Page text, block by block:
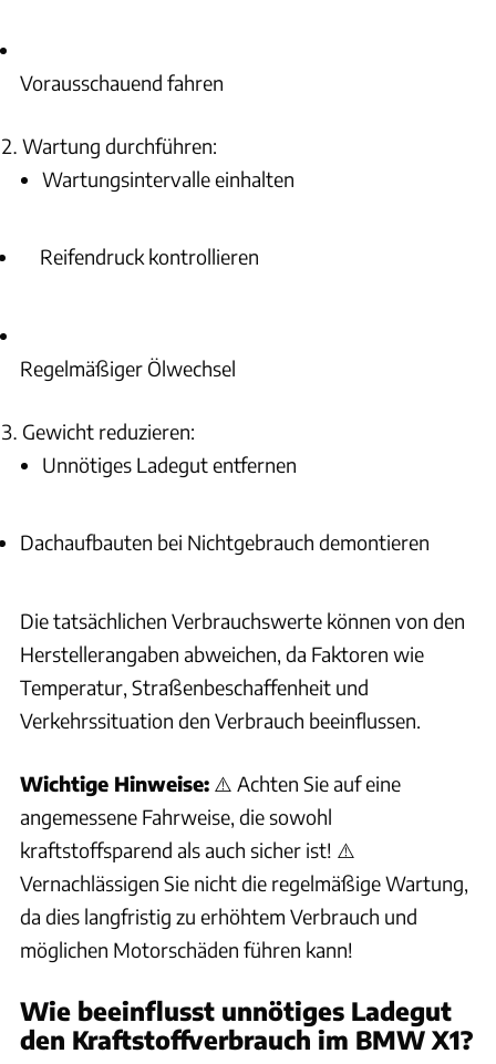
Vorausschauend fahren
Wartung durchführen:
Wartungsintervalle einhalten
Reifendruck kontrollieren
Regelmäßiger Ölwechsel
Gewicht reduzieren:
Unnötiges Ladegut entfernen
Dachaufbauten bei Nichtgebrauch demontieren
Die tatsächlichen Verbrauchswerte können von den
Herstellerangaben abweichen, da Faktoren wie
Temperatur, Straßenbeschaffenheit und
Verkehrssituation den Verbrauch beeinflussen.
Wichtige Hinweise: ⚠️ Achten Sie auf eine
angemessene Fahrweise, die sowohl
kraftstoffsparend als auch sicher ist! ⚠️
Vernachlässigen Sie nicht die regelmäßige Wartung,
da dies langfristig zu erhöhtem Verbrauch und
möglichen Motorschäden führen kann!
Wie beeinflusst unnötiges Ladegut
den Kraftstoffverbrauch im BMW X1?